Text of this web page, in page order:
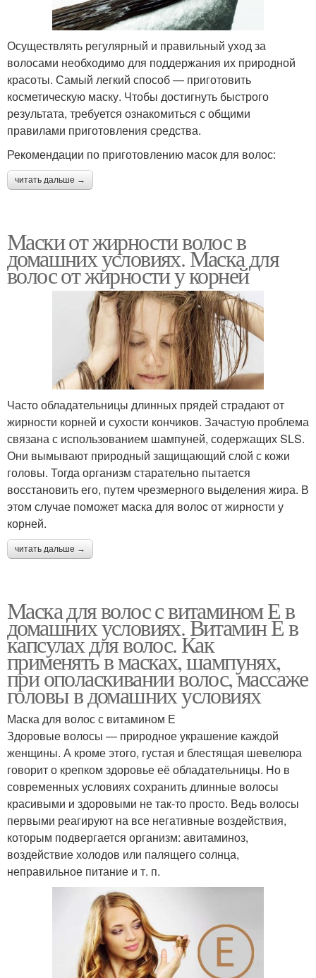
Осуществлять регулярный и правильный уход за
волосами необходимо для поддержания их природной
красоты. Самый легкий способ — приготовить
косметическую маску. Чтобы достигнуть быстрого
результата, требуется ознакомиться с общими
правилами приготовления средства.
Рекомендации по приготовлению масок для волос:
читать дальше →
Маски от жирности волос в
домашних условиях. Маска для
волос от жирности у корней
Часто обладательницы длинных прядей страдают от
жирности корней и сухости кончиков. Зачастую проблема
связана с использованием шампуней, содержащих SLS.
Они вымывают природный защищающий слой с кожи
головы. Тогда организм старательно пытается
восстановить его, путем чрезмерного выделения жира. В
этом случае поможет маска для волос от жирности у
корней.
читать дальше →
Маска для волос с витамином Е в
домашних условиях. Витамин Е в
капсулах для волос. Как
применять в масках, шампунях,
при ополаскивании волос, массаже
головы в домашних условиях
Маска для волос с витамином Е
Здоровые волосы — природное украшение каждой
женщины. А кроме этого, густая и блестящая шевелюра
говорит о крепком здоровье её обладательницы. Но в
современных условиях сохранить длинные волосы
красивыми и здоровыми не так-то просто. Ведь волосы
первыми реагируют на все негативные воздействия,
которым подвергается организм: авитаминоз,
воздействие холодов или палящего солнца,
неправильное питание и т. п.